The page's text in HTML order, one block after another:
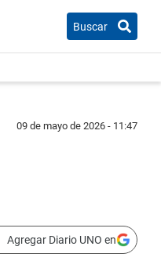
Buscar
09 de mayo de 2026 - 11:47
Agregar Diario UNO en